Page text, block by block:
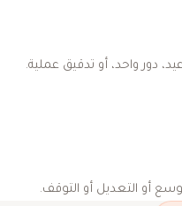
دور واحد، أو تدقيق عملية.
أو التعديل أو التوقف.